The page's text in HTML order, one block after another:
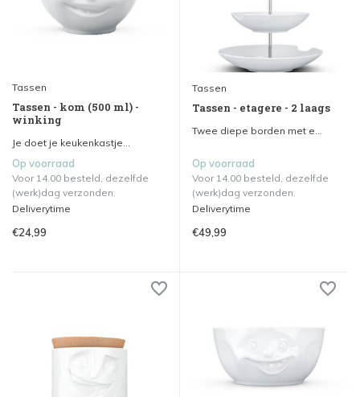
Tassen
Tassen - kom (500 ml) -
winking
Je doet je keukenkastje...
Op voorraad
Voor 14.00 besteld, dezelfde
(werk)dag verzonden.
Deliverytime
€24,99
Tassen
Tassen - etagere - 2 laags
Twee diepe borden met e...
Op voorraad
Voor 14.00 besteld, dezelfde
(werk)dag verzonden.
Deliverytime
€49,99